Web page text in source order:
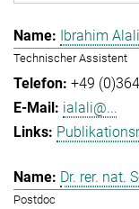
Ibrahim Alali
Technischer Assistent
+49
ialali@...
Dr. rer. nat.
Postdoc